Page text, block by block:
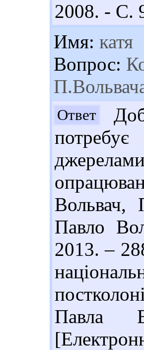
2008. - С.
Имя: катя
Вопрос:
Ответ
Вольвач,
Павло
2013. –
Павла